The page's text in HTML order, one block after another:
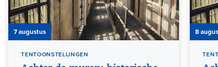
7 augustus
TENTOONSTELLINGEN
8